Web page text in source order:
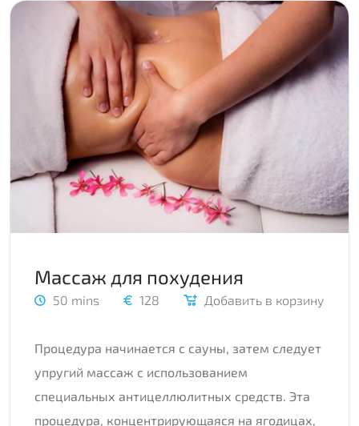
Массаж для похудения
50 mins 128 Добавить в корзину
Процедура начинается с сауны, затем следует
упругий массаж с использованием
специальных антицеллюлитных средств. Эта
процедура, концентрирующаяся на ягодицах,